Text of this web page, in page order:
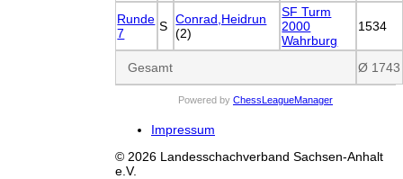
Runde
7
S Conrad,Heidrun
(2)
SF Turm
2000
Wahrburg
1534
Gesamt Ø 1743
Powered by ChessLeagueManager
Impressum
© 2026 Landesschachverband Sachsen-Anhalt
e.V.